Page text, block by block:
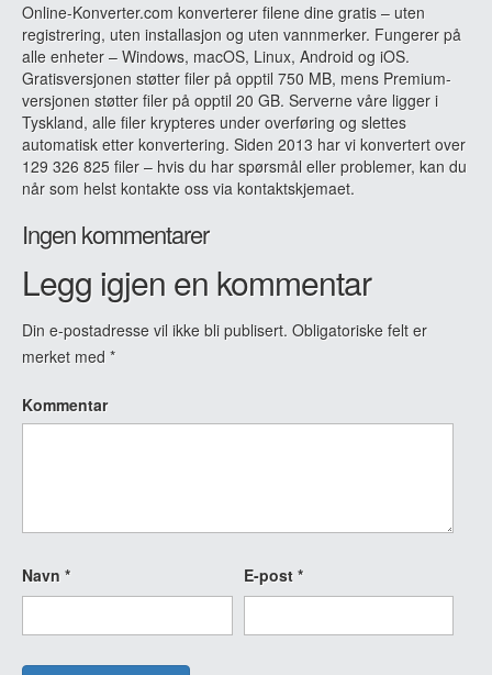
Online-Konverter.com konverterer filene dine gratis – uten
registrering, uten installasjon og uten vannmerker. Fungerer på
alle enheter – Windows, macOS, Linux, Android og iOS.
Gratisversjonen støtter filer på opptil 750 MB, mens Premium-
versjonen støtter filer på opptil 20 GB. Serverne våre ligger i
Tyskland, alle filer krypteres under overføring og slettes
automatisk etter konvertering. Siden 2013 har vi konvertert over
129 326 825 filer – hvis du har spørsmål eller problemer, kan du
når som helst kontakte oss via kontaktskjemaet.
Ingen kommentarer
Legg igjen en kommentar
Din e-postadresse vil ikke bli publisert. Obligatoriske felt er
merket med *
Kommentar
Navn * E-post *